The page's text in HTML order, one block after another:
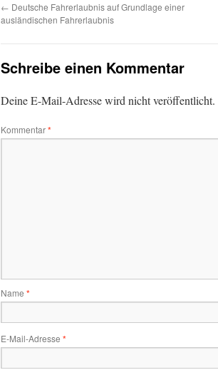
← Deutsche Fahrerlaubnis auf Grundlage einer
ausländischen Fahrerlaubnis
Schreibe einen Kommentar
Deine E-Mail-Adresse wird nicht veröffentlicht.
Kommentar*
Name *
E-Mail-Adresse *